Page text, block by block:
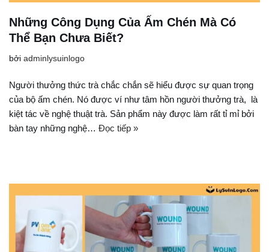
Những Công Dụng Của Ấm Chén Mà Có
Thể Bạn Chưa Biết?
bởi adminlysuinlogo
Người thưởng thức trà chắc chắn sẽ hiểu được sự quan trọng
của bộ ấm chén. Nó được ví như tâm hồn người thưởng trà, là
kiệt tác về nghệ thuật trà. Sản phẩm này được làm rất tỉ mỉ bởi
bàn tay những nghệ… Đọc tiếp »